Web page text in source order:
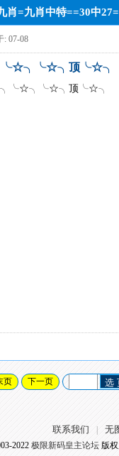
肖=九肖中特==30中
: 07-08
顶╰☆╮
顶╰☆╮
页 下一页 选
联系我们 无
2022 极限新码皇主论坛版权